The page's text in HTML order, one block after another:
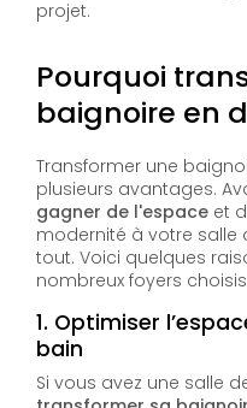
projet.
Pourquoi
baignoire en
Transformer une
plusieurs avantages.
gagner de l'espace et
modernité à votre salle
tout. Voici quelques
nombreux foyers
1. Optimiser
bain
Si vous avez une salle